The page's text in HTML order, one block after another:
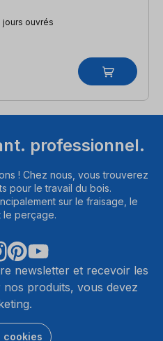
jours ouvrés
professionnel.
! Chez nous, vous trouverez
pour le travail du bois.
sur le fraisage, le
le perçage.
newsletter et recevoir les
produits, vous devez
cookies